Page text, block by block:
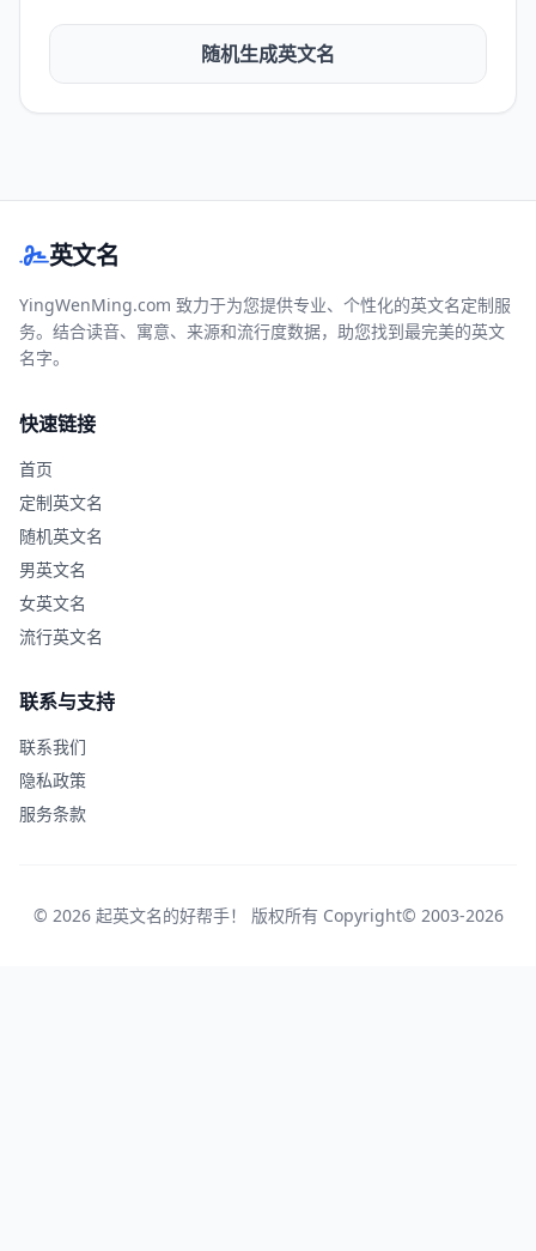
随机生成英文名
英文名
YingWenMing.com 致力于为您提供专业、个性化的英文名定制服
务。结合读音、寓意、来源和流行度数据，助您找到最完美的英文
名字。
快速链接
首页
定制英文名
随机英文名
男英文名
女英文名
流行英文名
联系与支持
联系我们
隐私政策
服务条款
© 2026 起英文名的好帮手！ 版权所有 Copyright© 2003-2026